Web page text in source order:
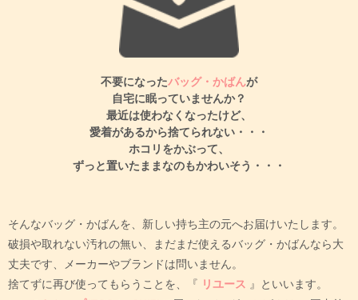
不要になったバッグ・かばんが
自宅に眠っていませんか？
最近は使わなくなったけど、
愛着があるから捨てられない・・・
ホコリをかぶって、
ずっと置いたままなのもかわいそう・・・
そんなバッグ・かばんを、新しい持ち主の元へお届けいたします。
破損や取れない汚れの無い、まだまだ使えるバッグ・かばんなら大
丈夫です、メーカーやブランドは問いません。
捨てずに再び使ってもらうことを、『
リユース 』といいます。